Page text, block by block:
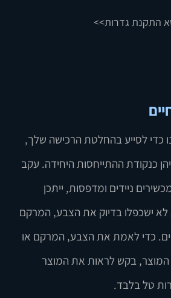
התקנת גדרות>>
כדי לסייע בהחלטת הרכישה שלך,
כנקודת ההתייחסות היחידה. עקב
ניידים ומדפסות, ייתכן
לא ישכפלו בדיוק את הצבע, המרקם
כדי לאמת את הצבע, המרקם או
בקש לראות את המוצר
טל בלבד.